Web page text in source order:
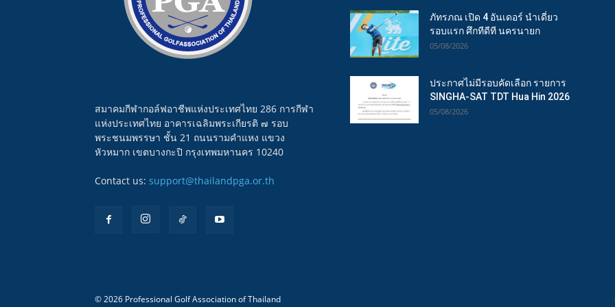
สมาคมกีฬากอล์ฟอาชีพแห่งประเทศไทย 286 การกีฬา
แห่งประเทศไทย อาคารเฉลิมพระเกียรติ ๗ รอบ
พระชนมพรรษา ชั้น 21 ถนนรามคำแหง แขวง
หัวหมาก เขตบางกะปิ กรุงเทพมหานคร 10240
Contact us: support@thailandpga.or.th
ภัทรภณ เปิด 4 อันเดอร์ นำเดี่ยว
รอบแรก ศึกทีดีที นครนายก
05/08/2026
ประกาศไม่มีรอบคัดเลือก รายการ
SINGHA-SAT TDT Hua Hin 2026
05/08/2026
© 2026 Professional Golf Association of Thailand